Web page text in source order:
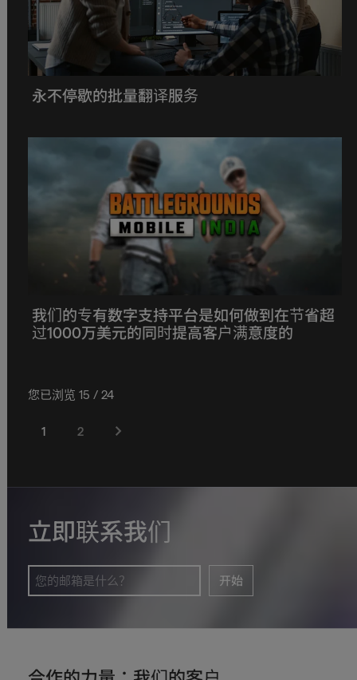
永不停歇的批量翻译服务
我们的专有数字支持平台是如何做到在节省超
过1000万美元的同时提高客户满意度的
您已浏览 15 / 24
1 2
Next
立即联系我们
开始